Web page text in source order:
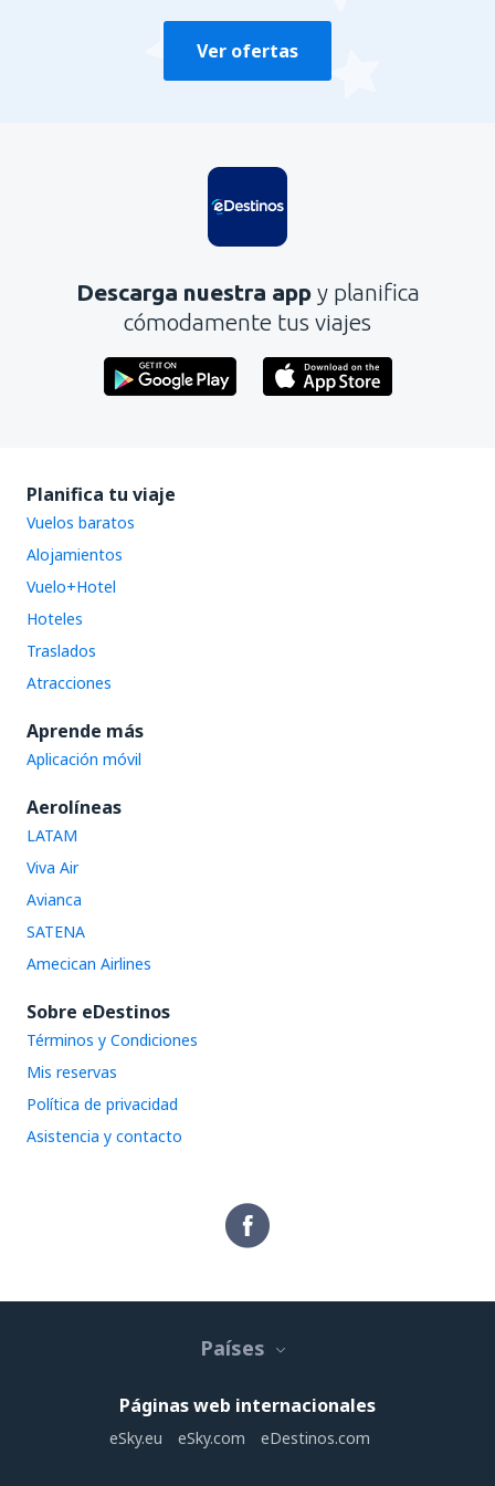
Ver ofertas
Descarga nuestra app y planifica
cómodamente tus viajes
Planifica tu viaje
Vuelos baratos
Alojamientos
Vuelo+Hotel
Hoteles
Traslados
Atracciones
Aprende más
Aplicación móvil
Aerolíneas
LATAM
Viva Air
Avianca
SATENA
Amecican Airlines
Sobre eDestinos
Términos y Condiciones
Mis reservas
Política de privacidad
Asistencia y contacto
Países
Páginas web internacionales
eSky.eu eSky.com eDestinos.com